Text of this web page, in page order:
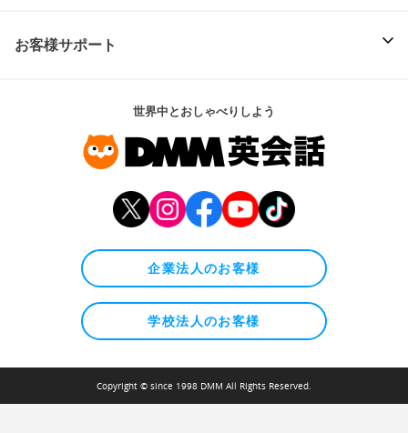
お客様サポート
世界中とおしゃべりしよう
企業法人のお客様
学校法人のお客様
Copyright © since 1998 DMM All Rights Reserved.